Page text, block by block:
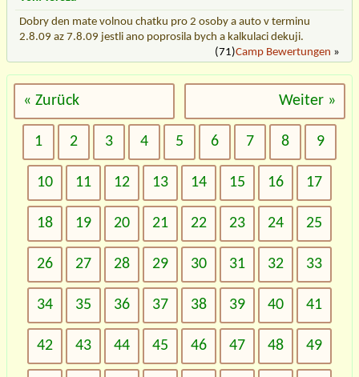
Dobry den mate volnou chatku pro 2 osoby a auto v terminu
2.8.09 az 7.8.09 jestli ano poprosila bych a kalkulaci dekuji.
(71)Camp Bewertungen »
« Zurück Weiter »
1 2 3 4 5 6 7 8 9
10 11 12 13 14 15 16 17
18 19 20 21 22 23 24 25
26 27 28 29 30 31 32 33
34 35 36 37 38 39 40 41
42 43 44 45 46 47 48 49